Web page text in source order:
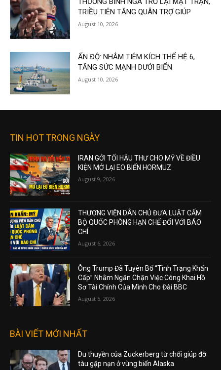
TRIỀU TIÊN TĂNG QUÂN TRỢ GIÚP
August 10, 2026
ẤN ĐỘ: NHẮM TIÊM KÍCH THẾ HỆ 6,
TĂNG SỨC MẠNH DƯỚI BIỂN
August 10, 2026
TIN HOT TRONG NGÀY
IRAN GỞI TỐI HẬU THƯ CHO MỸ VỀ ĐIỀU
KIỆN MỞ LẠI EO BIỂN HORMUZ
August 9, 2026
THƯỢNG VIỆN DÂN CHỦ ĐƯA LUẬT CẤM
BỘ QUỐC PHÒNG HẠN CHẾ ĐỐI VỚI BÁO
CHÍ
August 6, 2026
Ông Trump Đã Tuyên Bố “Tình Trạng Khẩn
Cấp” Nhằm Ngăn Chặn Việc Công Khai Hồ
Sơ Tài Chính Của Mình Cho Đài BBC
August 5, 2026
BÀI VIẾT MỚI NHẤT
Du thuyền của Zuckerberg từ chối giúp đỡ
tàu gặp nạn ở vùng biển Alaska